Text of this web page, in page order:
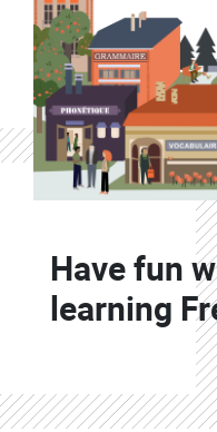
Colonne
Have fun
learning
Colonne